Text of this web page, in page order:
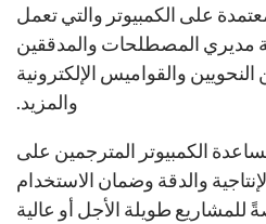
على الكمبيوتر والتي تعمل
مديري المصطلحات والمدققين
النحويين والقواميس الإلكترونية
والمزيد.
الكمبيوتر المترجمين على
والدقة وضمان الاستخدام
للمشاريع طويلة الأجل أو عالية